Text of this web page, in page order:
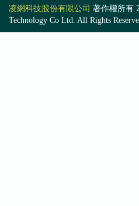
凌網科技股份有限公司 著作權所有
Technology Co Ltd. All Rights